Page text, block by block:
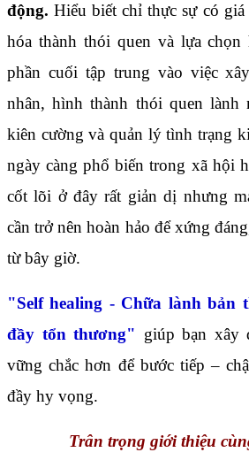
động. Hiểu biết chỉ thực sự có
hóa thành thói quen và lựa
phần cuối tập trung vào việc
nhân, hình thành thói quen lành
kiên cường và quản lý tình trạng
ngày càng phổ biến trong xã hội
cốt lõi ở đây rất giản dị nhưng
cần trở nên hoàn hảo để xứng
từ bây giờ.
"Self healing - Chữa lành bản
đầy tổn thương" giúp bạn xây
vững chắc hơn để bước tiếp –
đầy hy vọng.
Trân trọng giới thiệu